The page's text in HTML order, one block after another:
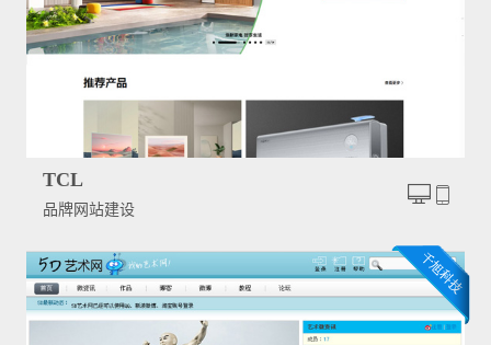
TCL
品牌网站建设